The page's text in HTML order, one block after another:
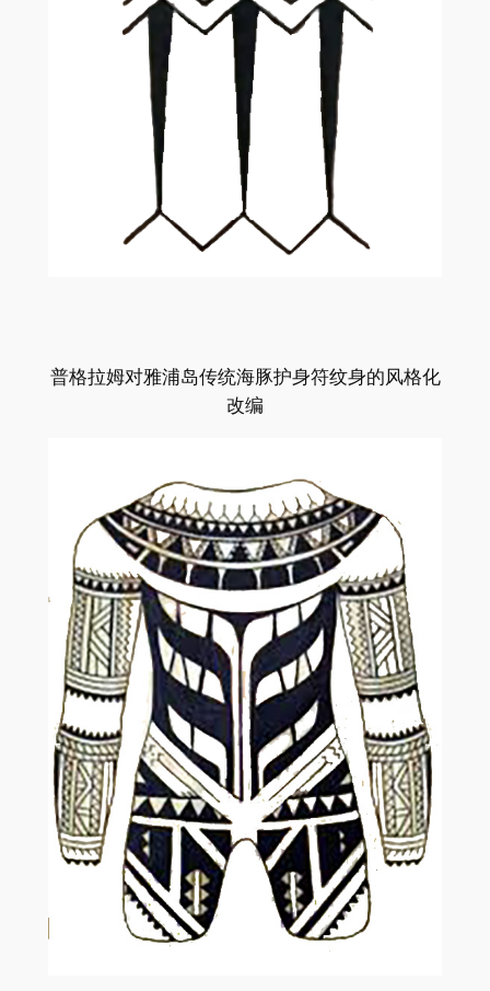
普格拉姆对雅浦岛传统海豚护身符纹身的风格化
改编